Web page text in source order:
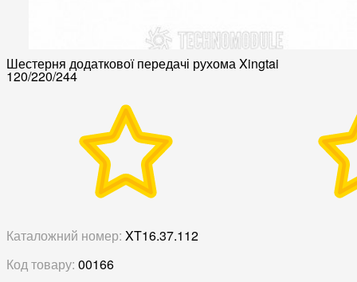
Шестерня додаткової передачі рухома Xingtai
120/220/244
Каталожний номер: XT16.37.112
Код товару: 00166